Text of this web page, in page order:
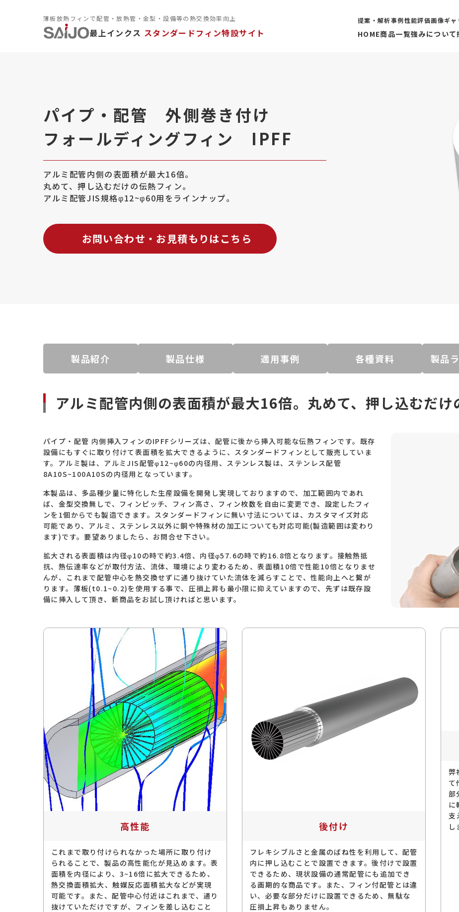
薄板放熱フィンで配管・放熱管・金型・設備等の熱交換効率向上
最上インクス スタンダードフィン特設サイト HOME商品一覧強みについて
提案・解析事例性能評価画像ギャ
パイプ・配管 外側巻き付け
フォールディングフィン IPFF
アルミ配管内側の表面積が最大16倍。
丸めて、押し込むだけの伝熱フィン。
アルミ配管JIS規格φ12~φ60用をラインナップ。
お問い合わせ・お見積もりはこちら
製品紹介 製品仕様 適用事例 各種資料 製品
アルミ配管内側の表面積が最大16倍。丸めて、押し込むだけ
パイプ・配管 内側挿入フィンのIPFFシリーズは、配管に後から挿入可能な伝熱フィンです。既存
設備にもすぐに取り付けて表面積を拡大できるように、スタンダードフィンとして販売していま
す。アルミ製は、アルミJIS配管φ12~φ60の内径用、ステンレス製は、ステンレス配管
8A10S~100A10Sの内径用となっています。
本製品は、多品種少量に特化した生産設備を開発し実現しておりますので、加工範囲内であれ
ば、金型交換無しで、フィンピッチ、フィン高さ、フィン枚数を自由に変更でき、設定したフィ
ンを1個からでも製造できます。スタンダードフィンに無い寸法については、カスタマイズ対応
可能であり、アルミ、ステンレス以外に銅や特殊材の加工についても対応可能(製造範囲は変わり
ます)です。要望ありましたら、お問合せ下さい。
拡大される表面積は内径φ10の時で約3.4倍、内径φ57.6の時で約16.8倍となります。接触熱抵
抗、熱伝達率などが取付方法、流体、環境により変わるため、表面積10倍で性能10倍となりませ
んが、これまで配管中心を熱交換せずに通り抜けていた流体を減らすことで、性能向上へと繋が
ります。薄板(t0.1~0.2)を使用する事で、圧損上昇も最小限に抑えていますので、先ずは既存設
備に挿入して頂き、新商品をお試し頂ければと思います。
高性能
これまで取り付けられなかった場所に取り付け
られることで、製品の高性能化が見込めます。表
面積を内径により、3~16倍に拡大できるため、
熱交換面積拡大、触媒反応面積拡大などが実現
可能です。また、配管中心付近はこれまで、通り
抜けていただけですが、フィンを差し込むこと
後付け
フレキシブルさと金属のばね性を利用して、配管
内に押し込むことで設置できます。後付けで設置
できるため、現状設備の通常配管にも追加でき
る画期的な商品です。また、フィン付配管とは違
い、必要な部分だけに設置できるため、無駄な
圧損上昇もありません。
弊
て
部
に
支
し